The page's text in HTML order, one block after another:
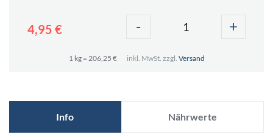
4,95 € - +
1 kg = 206,25 € inkl. MwSt. zzgl. Versand
Info Nährwerte